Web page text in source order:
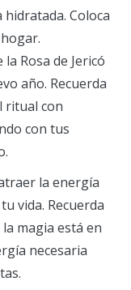
Coloca
Rosa de Jericó
año. Recuerda
ritual con
con tus
la energía
vida. Recuerda
magia está en
necesaria